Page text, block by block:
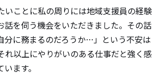
力について教えて下さい。
メ、オススメスポットなど）
いことに私の周りには地域支援員の経験
話を伺う機会をいただきました。その話
分に務まるのだろうか…」という不安は
れ以上にやりがいのある仕事だと強く感
ます。